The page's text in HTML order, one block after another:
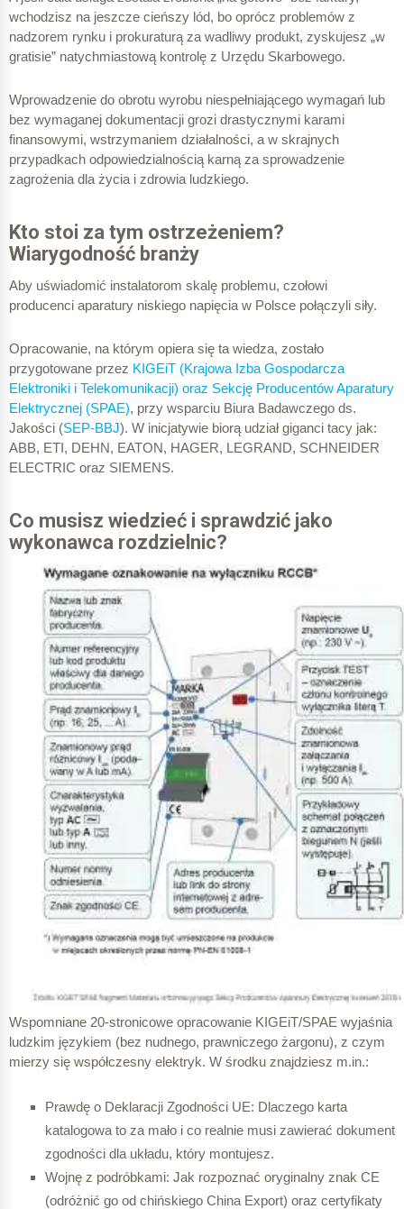
wchodzisz na jeszcze cieńszy lód, bo oprócz problemów z
nadzorem rynku i prokuraturą za wadliwy produkt, zyskujesz „w
gratisie” natychmiastową kontrolę z Urzędu Skarbowego.
Wprowadzenie do obrotu wyrobu niespełniającego wymagań lub
bez wymaganej dokumentacji grozi drastycznymi karami
finansowymi, wstrzymaniem działalności, a w skrajnych
przypadkach odpowiedzialnością karną za sprowadzenie
zagrożenia dla życia i zdrowia ludzkiego.
Kto stoi za tym ostrzeżeniem?
Wiarygodność branży
Aby uświadomić instalatorom skalę problemu, czołowi
producenci aparatury niskiego napięcia w Polsce połączyli siły.
Opracowanie, na którym opiera się ta wiedza, zostało
przygotowane przez KIGEiT (Krajowa Izba Gospodarcza
Elektroniki i Telekomunikacji) oraz Sekcję Producentów Aparatury
Elektrycznej (SPAE), przy wsparciu Biura Badawczego ds.
Jakości (SEP-BBJ). W inicjatywie biorą udział giganci tacy jak:
ABB, ETI, DEHN, EATON, HAGER, LEGRAND, SCHNEIDER
ELECTRIC oraz SIEMENS.
Co musisz wiedzieć i sprawdzić jako
wykonawca rozdzielnic?
Wspomniane 20-stronicowe opracowanie KIGEiT/SPAE wyjaśnia
ludzkim językiem (bez nudnego, prawniczego żargonu), z czym
mierzy się współczesny elektryk. W środku znajdziesz m.in.:
Prawdę o Deklaracji Zgodności UE: Dlaczego karta
katalogowa to za mało i co realnie musi zawierać dokument
zgodności dla układu, który montujesz.
Wojnę z podróbkami: Jak rozpoznać oryginalny znak CE
(odróżnić go od chińskiego China Export) oraz certyfikaty